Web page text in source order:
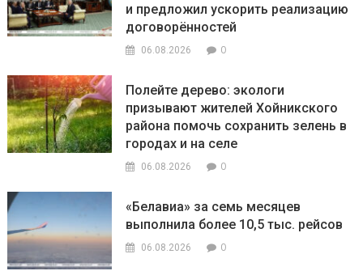
и предложил ускорить реализацию
договорённостей
06.08.2026 0
Полейте дерево: экологи
призывают жителей Хойникского
района помочь сохранить зелень в
городах и на селе
06.08.2026 0
«Белавиа» за семь месяцев
выполнила более 10,5 тыс. рейсов
06.08.2026 0